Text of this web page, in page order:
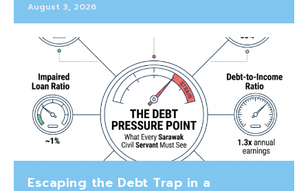
August 3, 2026
Escaping the Debt Trap in a